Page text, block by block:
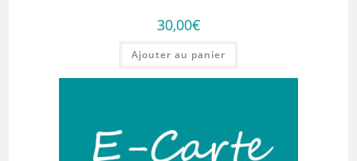
30,00€
Ajouter au panier